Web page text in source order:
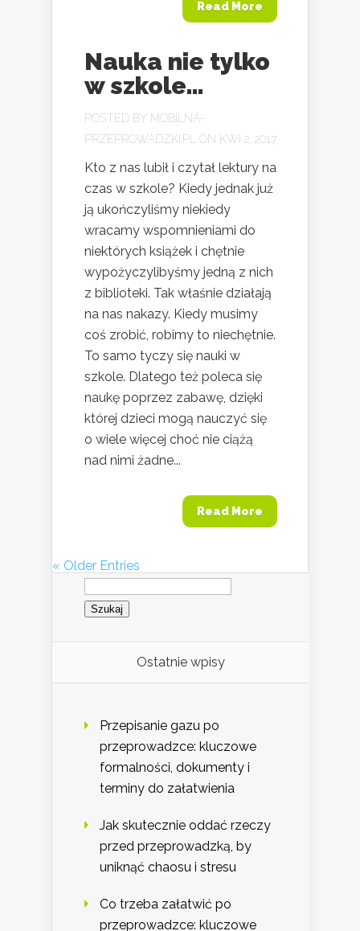
Read More
Nauka nie tylko
w szkole…
POSTED BY MOBILNA-
PRZEPROWADZKI.PL
ON KWI 2, 2017
Kto z nas lubił i czytał lektury na
czas w szkole? Kiedy jednak już
ją ukończyliśmy niekiedy
wracamy wspomnieniami do
niektórych książek i chętnie
wypożyczylibyśmy jedną z nich
z biblioteki. Tak właśnie działają
na nas nakazy. Kiedy musimy
coś zrobić, robimy to niechętnie.
To samo tyczy się nauki w
szkole. Dlatego też poleca się
naukę poprzez zabawę, dzięki
której dzieci mogą nauczyć się
o wiele więcej choć nie ciążą
nad nimi żadne...
Read More
« Older Entries
Szukaj:
Ostatnie wpisy
Przepisanie gazu po
przeprowadzce: kluczowe
formalności, dokumenty i
terminy do załatwienia
Jak skutecznie oddać rzeczy
przed przeprowadzką, by
uniknąć chaosu i stresu
Co trzeba załatwić po
przeprowadzce: kluczowe